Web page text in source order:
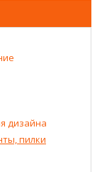
дизайна
пилки